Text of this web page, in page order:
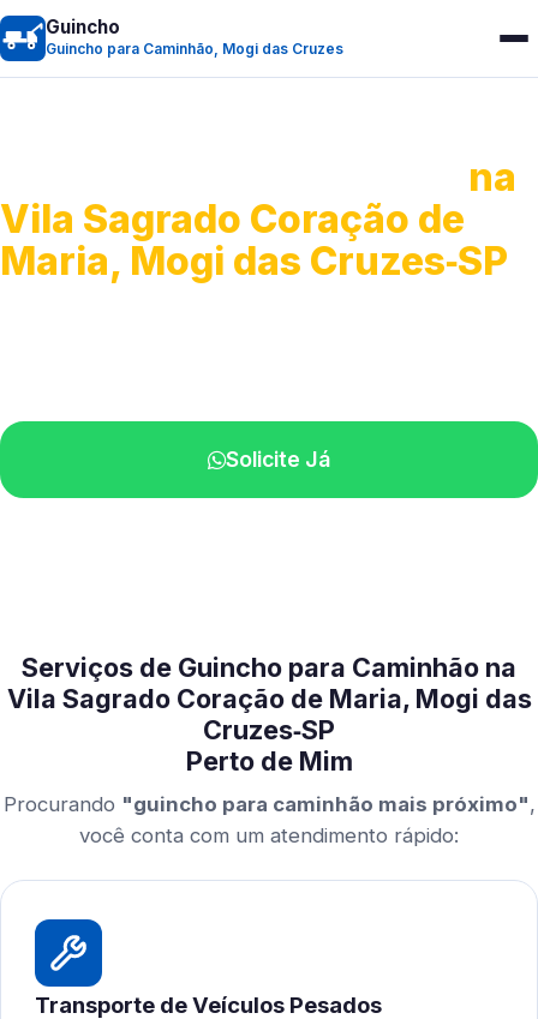
Guincho
Guincho para Caminhão, Mogi das Cruzes
na
Vila Sagrado Coração de
Maria, Mogi das Cruzes‑SP
Solicite Já
Serviços de Guincho para Caminhão na
Vila Sagrado Coração de Maria, Mogi das
Cruzes‑SP
Perto de Mim
Procurando "guincho para caminhão mais próximo",
você conta com um atendimento rápido:
Transporte de Veículos Pesados